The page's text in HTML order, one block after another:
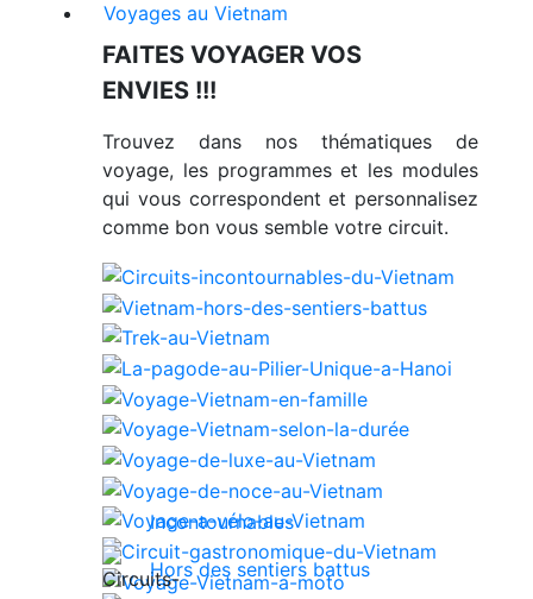
Voyages au Vietnam
FAITES VOYAGER VOS
ENVIES !!!
Trouvez dans nos thématiques de
voyage, les programmes et les modules
qui vous correspondent et personnalisez
comme bon vous semble votre circuit.
Incontournables
Hors des sentiers battus